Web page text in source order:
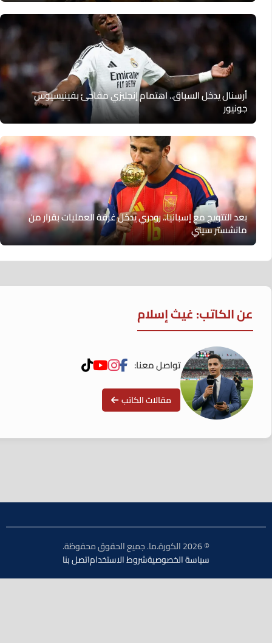
أرسنال يدخل السباق.. اهتمام إنجليزي مفاجئ بفينيسيوس
جونيور
بعد التتويج مع إسبانيا.. رودري يدخل غرفة العمليات بقرار من
مانشستر سيتي
عن الكاتب: غيث إسلام
تواصل معنا:
مقالات الكاتب
سياسة الخصوصيةشروط الاستخداماتصل بنا